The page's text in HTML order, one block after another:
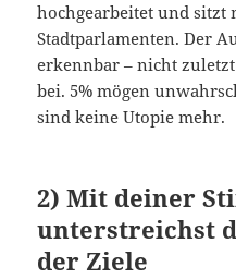
hochgearbeitet und
Stadtparlamenten. Der
erkennbar – nicht
bei. 5% mögen
sind keine Utopie mehr.
2) Mit deiner
unterstreichst
der Ziele